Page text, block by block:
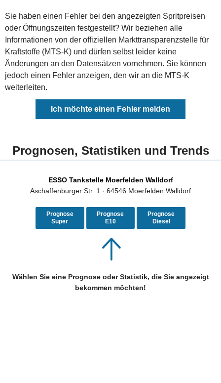
Sie haben einen Fehler bei den angezeigten Spritpreisen
oder Öffnungszeiten festgestellt? Wir beziehen alle
Informationen von der offiziellen Markttransparenzstelle für
Kraftstoffe (MTS-K) und dürfen selbst leider keine
Änderungen an den Datensätzen vornehmen. Sie können
jedoch einen Fehler anzeigen, den wir an die MTS-K
weiterleiten.
Ich möchte einen Fehler melden
Prognosen, Statistiken und Trends
ESSO Tankstelle Moerfelden Walldorf
Aschaffenburger Str. 1 · 64546 Moerfelden Walldorf
Prognose
Super
Prognose
E10
Prognose
Diesel
Wählen Sie eine Prognose oder Statistik, die Sie angezeigt
bekommen möchten!